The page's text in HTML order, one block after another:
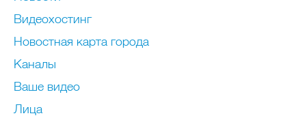
Видеохостинг
Новостная карта города
Каналы
Ваше видео
Лица